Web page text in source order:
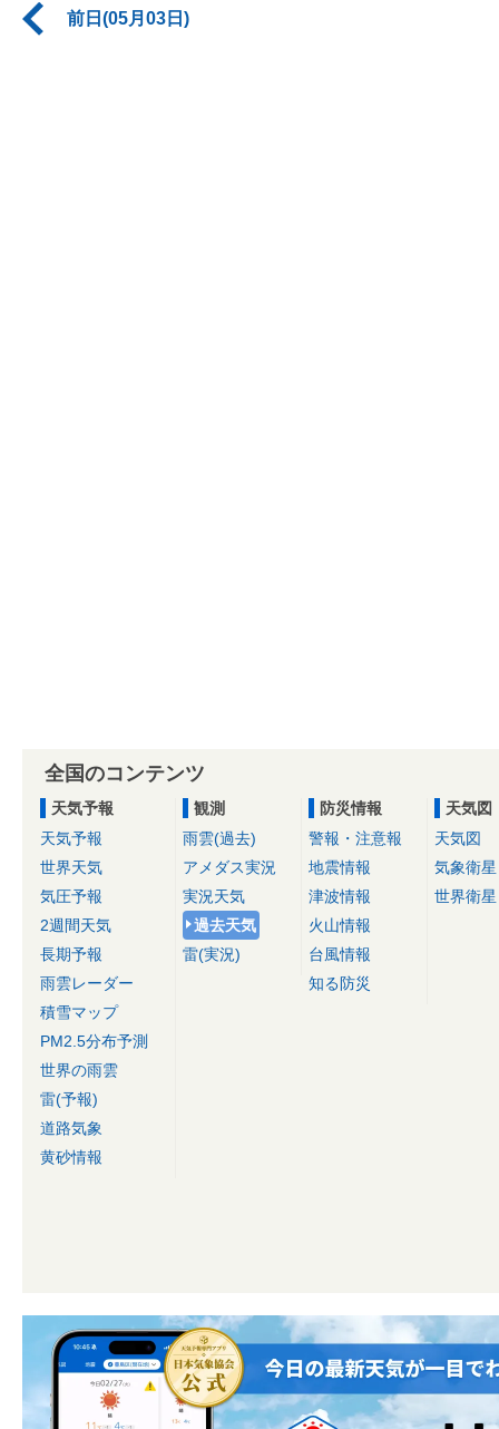
前日(05月03日)
全国のコンテンツ
天気予報
天気予報
世界天気
気圧予報
2週間天気
長期予報
雨雲レーダー
積雪マップ
PM2.5分布予測
世界の雨雲
雷(予報)
道路気象
黄砂情報
観測
雨雲(過去)
アメダス実況
実況天気
過去天気
雷(実況)
防災情報
警報・注意報
地震情報
津波情報
火山情報
台風情報
知る防災
天気図
天気図
気象衛星
世界衛星